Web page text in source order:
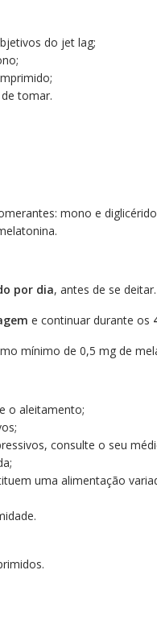
do jet lag;
tomar.
mono e
por dia, antes de se deitar.
e continuar durante os
mínimo de 0,5 mg de
o aleitamento;
consulte o seu
uma alimentação